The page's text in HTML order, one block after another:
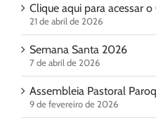
Clique aqui para acessar
21 de abril de 2026
Semana Santa 2026
7 de abril de 2026
Assembleia Pastoral
9 de fevereiro de 2026